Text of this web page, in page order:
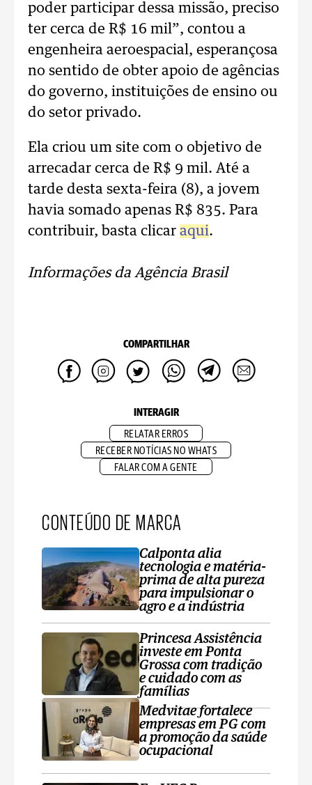
poder participar dessa missão, preciso
ter cerca de R$ 16 mil”, contou a
engenheira aeroespacial, esperançosa
no sentido de obter apoio de agências
do governo, instituições de ensino ou
do setor privado.
Ela criou um site com o objetivo de
arrecadar cerca de R$ 9 mil. Até a
tarde desta sexta-feira (8), a jovem
havia somado apenas R$ 835. Para
contribuir, basta clicar aqui.
Informações da Agência Brasil
COMPARTILHAR
INTERAGIR
RELATAR ERROS
RECEBER NOTÍCIAS NO WHATS
FALAR COM A GENTE
CONTEÚDO DE MARCA
Calponta alia
tecnologia e matéria-
prima de alta pureza
para impulsionar o
agro e a indústria
Princesa Assistência
investe em Ponta
Grossa com tradição
e cuidado com as
famílias
Medvitae fortalece
empresas em PG com
a promoção da saúde
ocupacional